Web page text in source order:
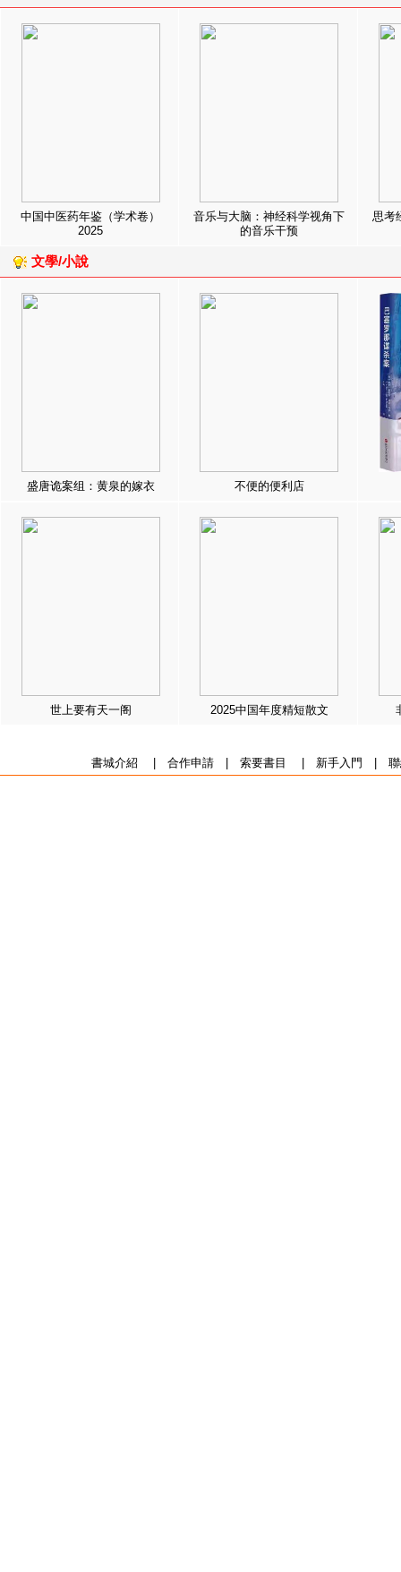
中国中医药年鉴（学术卷）
2025
音乐与大脑：神经科学视角下
的音乐干预
思考
文學/小說
盛唐诡案组：黄泉的嫁衣 不便的便利店
世上要有天一阁 2025中国年度精短散文
書城介紹 合作申請| 索要書目 新手入門